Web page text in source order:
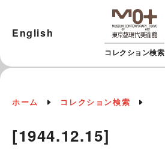
コレクション検索
English
ホーム コレクション検索
[1944.12.15]